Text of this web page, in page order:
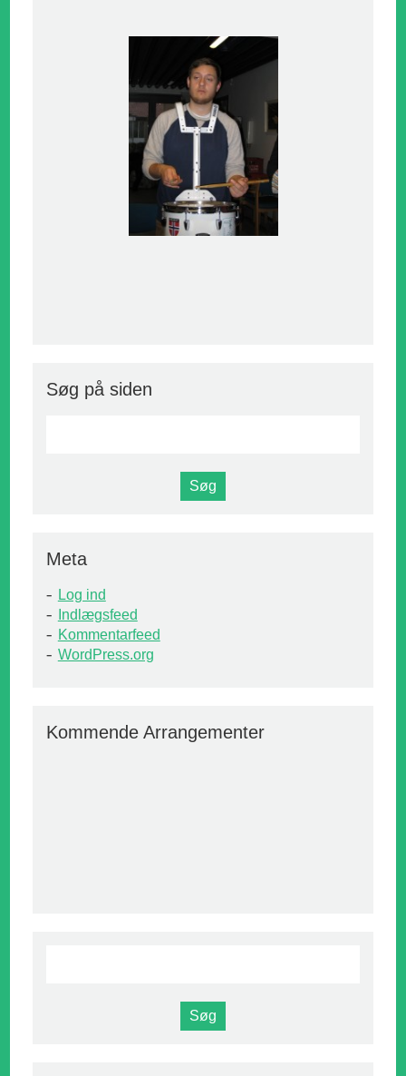
Søg på siden
Meta
Log ind
Indlægsfeed
Kommentarfeed
WordPress.org
Kommende Arrangementer